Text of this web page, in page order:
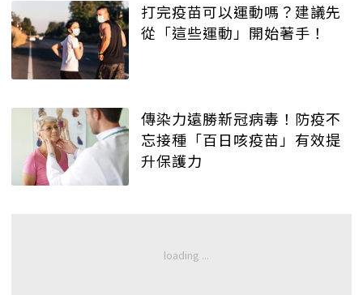
打完疫苗可以運動嗎？建議先
從「這些運動」開始著手！
傳染力遠勝新冠病毒！防疫不
忘接種「百日咳疫苗」有效提
升保護力